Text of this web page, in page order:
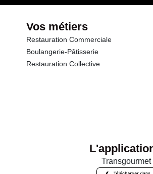
Vos métiers
Restauration Commerciale
Boulangerie-Pâtisserie
Restauration Collective